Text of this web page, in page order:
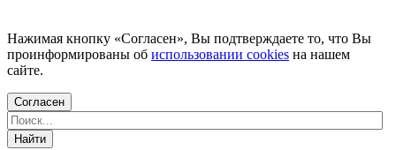
Нажимая кнопку «Согласен», Вы подтверждаете то, что Вы
проинформированы об использовании cookies на нашем
сайте.
Согласен